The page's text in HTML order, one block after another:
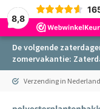
8,8
De volgende
zomervakantie:
Verzending in